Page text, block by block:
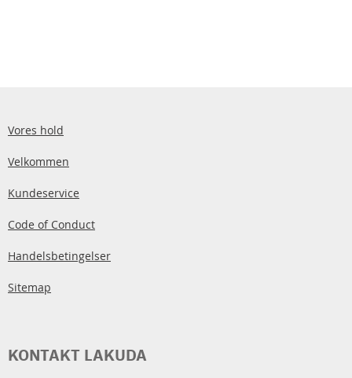
Vores hold
Velkommen
Kundeservice
Code of Conduct
Handelsbetingelser
Sitemap
KONTAKT LAKUDA